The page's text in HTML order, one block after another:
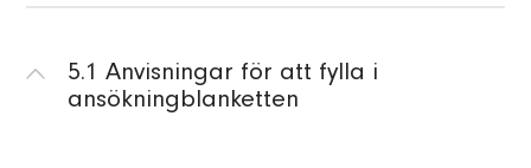
5.1 Anvisningar för att fylla i
ansökningblanketten